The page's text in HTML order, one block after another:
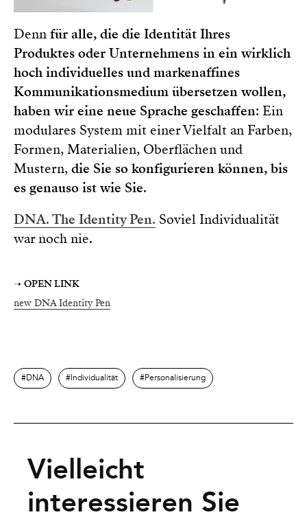
Dennfür alle, die die Identität Ihres
Produktes oder Unternehmens in ein wirklich
hoch individuelles und markenaffines
Kommunikationsmedium übersetzen wollen,
haben wir eine neue Sprache geschaffen: Ein
modulares System mit einer Vielfalt an Farben,
Formen, Materialien, Oberflächen und
Mustern,die Sie so konfigurieren können, bis
es genauso ist wie Sie.
DNA.The Identity Pen. Soviel Individualität
war noch nie.
➝ OPEN LINK
new DNA Identity Pen
DNA Individualität Personalisierung
Vielleicht
interessieren Sie